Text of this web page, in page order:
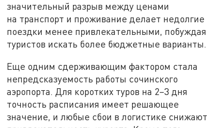
значительный разрыв между ценами
на транспорт и проживание делает недолгие
поездки менее привлекательными, побуждая
туристов искать более бюджетные варианты.
Еще одним сдерживающим фактором стала
непредсказуемость работы сочинского
аэропорта. Для коротких туров на 2–3 дня
точность расписания имеет решающее
значение, и любые сбои в логистике снижают